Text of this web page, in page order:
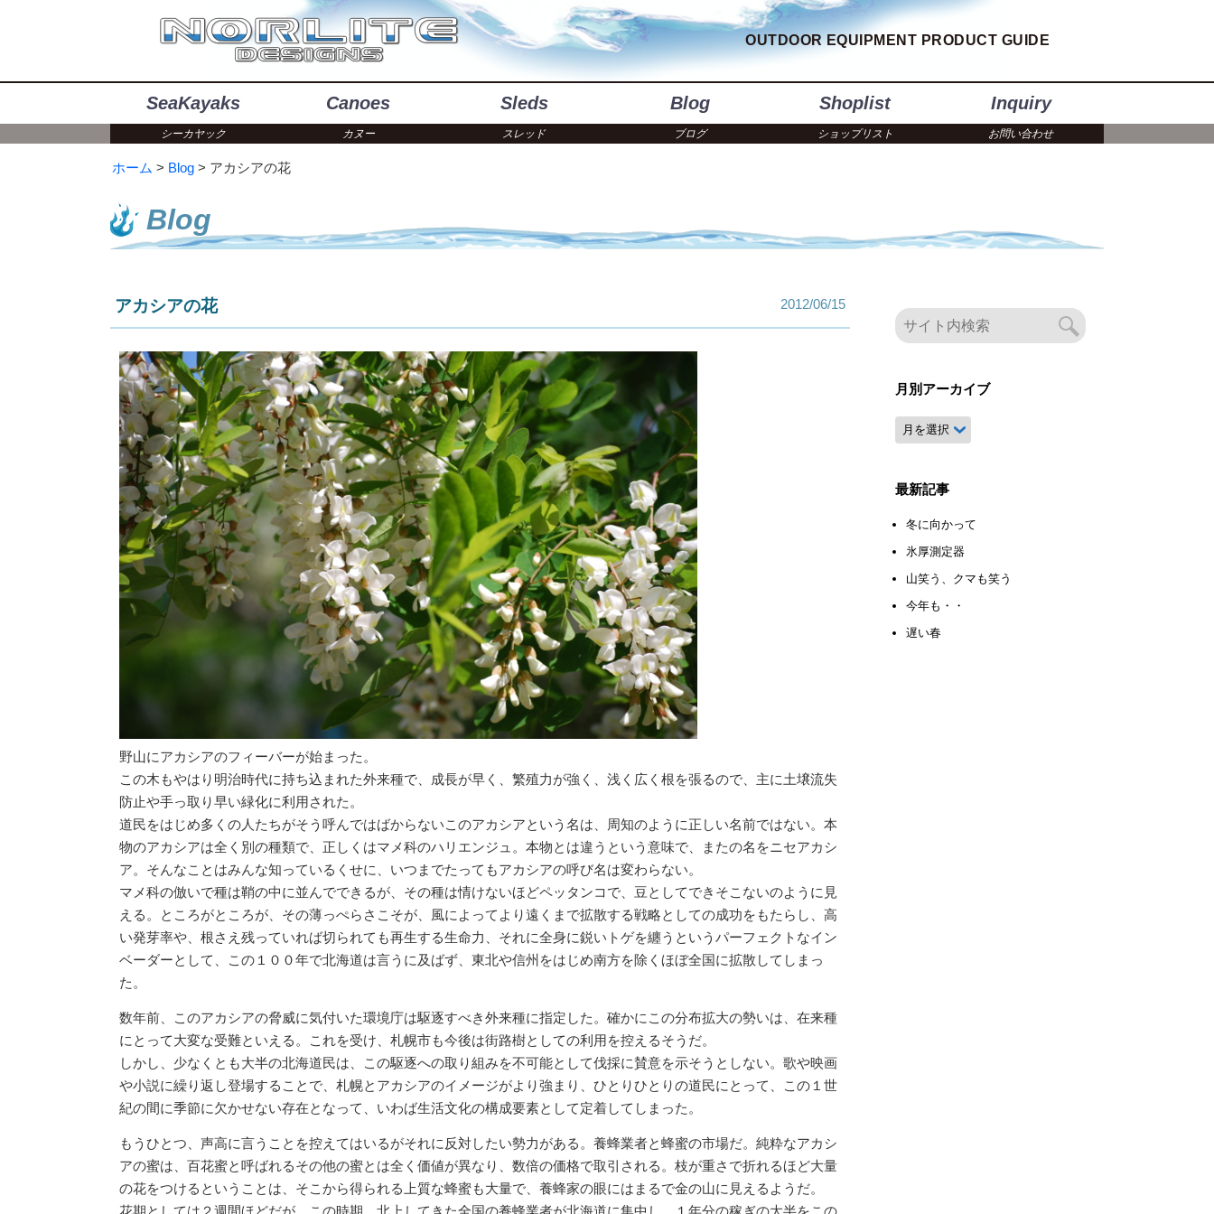
OUTDOOR EQUIPMENT PRODUCT GUIDE
SeaKayaks
シーカヤック
Canoes
カヌー
Sleds
スレッド
Blog
ブログ
Shoplist
ショップリスト
Inquiry
お問い合わせ
ホーム Blog アカシアの花
Blog
アカシアの花 2012/06/15
野山にアカシアのフィーバーが始まった。
この木もやはり明治時代に持ち込まれた外来種で、成長が早く、繁殖力が強く、浅く広く根を張るので、主に土壌流失
防止や手っ取り早い緑化に利用された。
道民をはじめ多くの人たちがそう呼んではばからないこのアカシアという名は、周知のように正しい名前ではない。本
物のアカシアは全く別の種類で、正しくはマメ科のハリエンジュ。本物とは違うという意味で、またの名をニセアカシ
ア。そんなことはみんな知っているくせに、いつまでたってもアカシアの呼び名は変わらない。
マメ科の倣いで種は鞘の中に並んでできるが、その種は情けないほどペッタンコで、豆としてできそこないのように見
える。ところがところが、その薄っぺらさこそが、風によってより遠くまで拡散する戦略としての成功をもたらし、高
い発芽率や、根さえ残っていれば切られても再生する生命力、それに全身に鋭いトゲを纏うというパーフェクトなイン
ベーダーとして、この１００年で北海道は言うに及ばず、東北や信州をはじめ南方を除くほぼ全国に拡散してしまっ
た。
数年前、このアカシアの脅威に気付いた環境庁は駆逐すべき外来種に指定した。確かにこの分布拡大の勢いは、在来種
にとって大変な受難といえる。これを受け、札幌市も今後は街路樹としての利用を控えるそうだ。
しかし、少なくとも大半の北海道民は、この駆逐への取り組みを不可能として伐採に賛意を示そうとしない。歌や映画
や小説に繰り返し登場することで、札幌とアカシアのイメージがより強まり、ひとりひとりの道民にとって、この１世
紀の間に季節に欠かせない存在となって、いわば生活文化の構成要素として定着してしまった。
もうひとつ、声高に言うことを控えてはいるがそれに反対したい勢力がある。養蜂業者と蜂蜜の市場だ。純粋なアカシ
アの蜜は、百花蜜と呼ばれるその他の蜜とは全く価値が異なり、数倍の価格で取引される。枝が重さで折れるほど大量
の花をつけるということは、そこから得られる上質な蜂蜜も大量で、養蜂家の眼にはまるで金の山に見えるようだ。
花期としては２週間ほどだが、この時期、北上してきた全国の養蜂業者が北海道に集中し、１年分の稼ぎの大半をこの
月別アーカイブ
月
別
ー
イ
ブ
最新記事
冬に向かって
氷厚測定器
山笑う、クマも笑う
今年も・・
遅い春